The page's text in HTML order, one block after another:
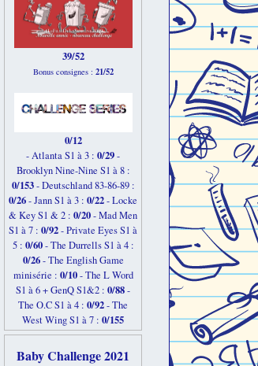
39/52
Bonus consignes : 21/52
0/12
- Atlanta S1 à 3 : 0/29-
Brooklyn Nine-Nine S1 à 8 :
0/153- Deutschland 83-86-89 :
0/26-Jann S1 à 3 : 0/22- Locke
& Key S1 & 2 : 0/20- Mad Men
S1 à 7 : 0/92- Private Eyes S1 à
5 : 0/60- The Durrells S1 à 4 :
0/26- The English Game
minisérie : 0/10- The L Word
S1 à 6 + GenQ S1&2 : 0/88-
The O.C S1 à 4 : 0/92- The
West Wing S1 à 7 : 0/155
Baby Challenge 2021